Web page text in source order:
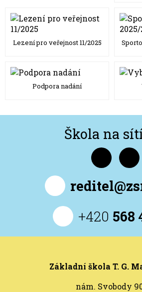
Lezení pro veřejnost 11/2025
Podpora nadání
Škola na
+420 568
Základní škola T. G.
nám. Svobody